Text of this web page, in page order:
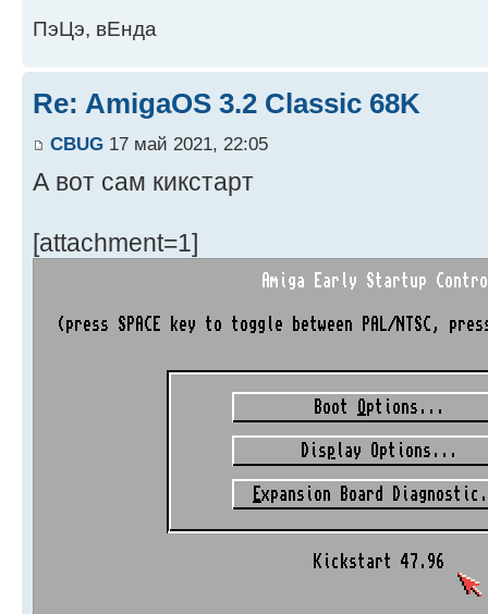
ПэЦэ, вЕнда
Re: AmigaOS 3.2 Classic 68K
CBUG 17 май 2021, 22:05
А вот сам кикстарт
[attachment=1]